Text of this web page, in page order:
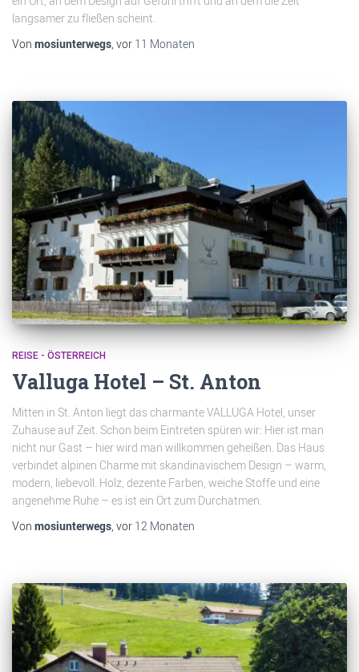
langsamer zu fließen scheint.
Von mosiunterwegs, vor 11 Monaten
REISE - ÖSTERREICH
Valluga Hotel – St. Anton
Mitten in St. Anton liegt das charmante VALLUGA Hotel, unser
Zuhause auf Zeit. Schon beim Eintreten spüren wir: Hier ist man
nicht nur Gast – hier wird man willkommen geheißen. Das Haus
verbindet alpinen Charme mit skandinavischem Design – warm,
modern, liebevoll. Holz, dezente Farben, weiche Stoffe und eine
angenehme Ruhe – es ist ein Ort zum Durchatmen.
Von mosiunterwegs , vor 12 Monaten